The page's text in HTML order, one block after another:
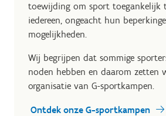
toewijding om sport toegankelijk
iedereen, ongeacht hun
mogelijkheden.
Wij begrijpen dat sommige
noden hebben en daarom zetten
organisatie van G-sportkampen.
Ontdek onze G-sportkampen